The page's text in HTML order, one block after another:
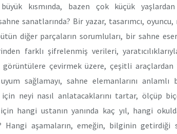
kısmında, bazen çok küçük
sanatlarında? Bir yazar, tasarımcı, oyuncu,
bütün diğer parçaların sorumluları, bir sahne
farklı şifrelenmiş verileri,
çevirmek üzere, çeşitli araçlardan
sağlamayı, sahne elemanlarını anlamlı
neyi nasıl anlatacaklarını tartar, ölçüp
hangi ustanın yanında kaç yıl, hangi
Hangi aşamaların, emeğin, bilginin getirdiği